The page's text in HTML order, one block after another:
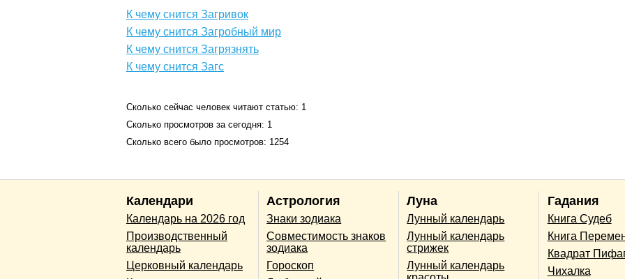
К чему снится Загривок
К чему снится Загробный мир
К чему снится Загрязнять
К чему снится Загс
Сколько сейчас человек читают статью: 1
Сколько просмотров за сегодня: 1
Сколько всего было просмотров: 1254
Календари
Календарь на 2026 год
Производственный
календарь
Церковный календарь
Астрология
Знаки зодиака
Совместимость знаков
зодиака
Гороскоп
Луна
Лунный календарь
Лунный календарь
стрижек
Лунный календарь
Гадания
Книга Судеб
Книга
Квадрат
Чихалка